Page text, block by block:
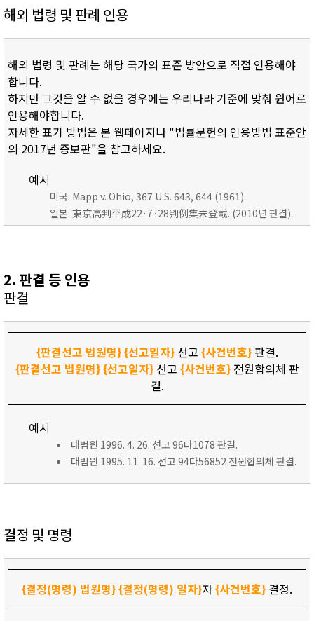
해외 법령 및 판례 인용
해외 법령 및 판례는 해당 국가의 표준 방안으로 직접 인용해야
합니다.
하지만 그것을 알 수 없을 경우에는 우리나라 기준에 맞춰 원어로
인용해야합니다.
자세한 표기 방법은 본 웹페이지나 "법률문헌의 인용방법 표준안
의 2017년 증보판"을 참고하세요.
예시
미국: Mapp v. Ohio, 367 U.S. 643, 644 (1961).
일본: 東京高判平成22·7·28判例集未登載. (2010년 판결).
2. 판결 등 인용
판결
{판결선고 법원명}{선고일자}선고 {사건번호}판결.
{판결선고 법원명}{선고일자}선고 {사건번호}전원합의체 판
결.
예시
대법원 1996. 4. 26. 선고 96다1078 판결.
대법원 1995. 11. 16. 선고 94다56852 전원합의체 판결.
결정 및 명령
{결정(명령) 법원명}{결정(명령) 일자}자{사건번호} 결정.